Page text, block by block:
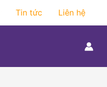
Tin tức Liên hệ